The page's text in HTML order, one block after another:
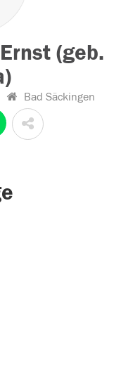
(geb.
Bad Säckingen